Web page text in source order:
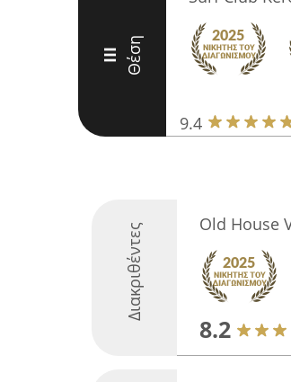
III Θέση
9.4
Διακριθέντες Old House
8.2